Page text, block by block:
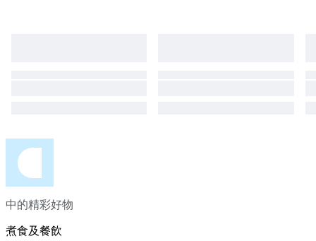
中的精彩好物
煮食及餐飲